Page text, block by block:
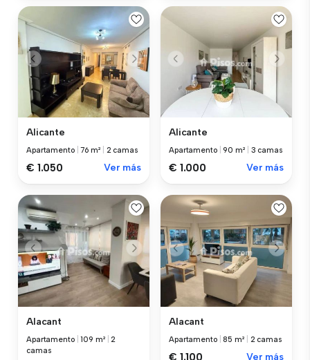
Alicante
Apartamento |76 m² 2 camas
€ 1.050 Ver más
Alicante
Apartamento |90 m² 3 camas
€ 1.000 Ver más
Alacant
Apartamento |109 m²
2
camas
Alacant
Apartamento |85 m² 2 camas
€ 1.100 Ver más